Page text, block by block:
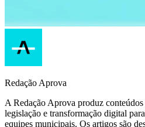
Redação Aprova
A Redação Aprova produz
legislação e transformação digital
equipes municipais. Os artigos são